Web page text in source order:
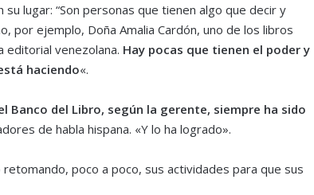
lugar: “Son personas que tienen algo que decir y
por ejemplo, Doña Amalia Cardón, uno de los libros
editorial venezolana. Hay pocas que tienen el poder y
haciendo«.
Banco del Libro, según la gerente, siempre ha sido
de habla hispana. «Y lo ha logrado».
retomando, poco a poco, sus actividades para que sus